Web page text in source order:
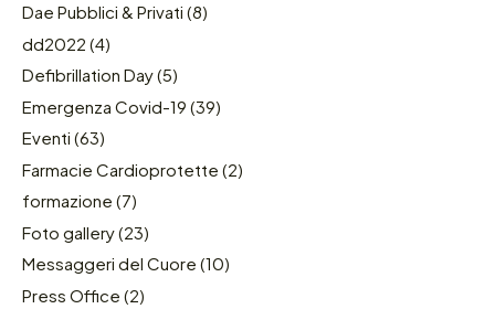
Dae Pubblici & Privati (8)
dd2022 (4)
Defibrillation Day(5)
Emergenza Covid-19 (39)
Eventi (63)
Farmacie Cardioprotette (2)
formazione (7)
Foto gallery(23)
Messaggeri del Cuore (10)
Press Office (2)